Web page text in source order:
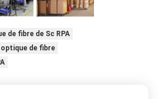
de fibre de Sc RPA
de fibre